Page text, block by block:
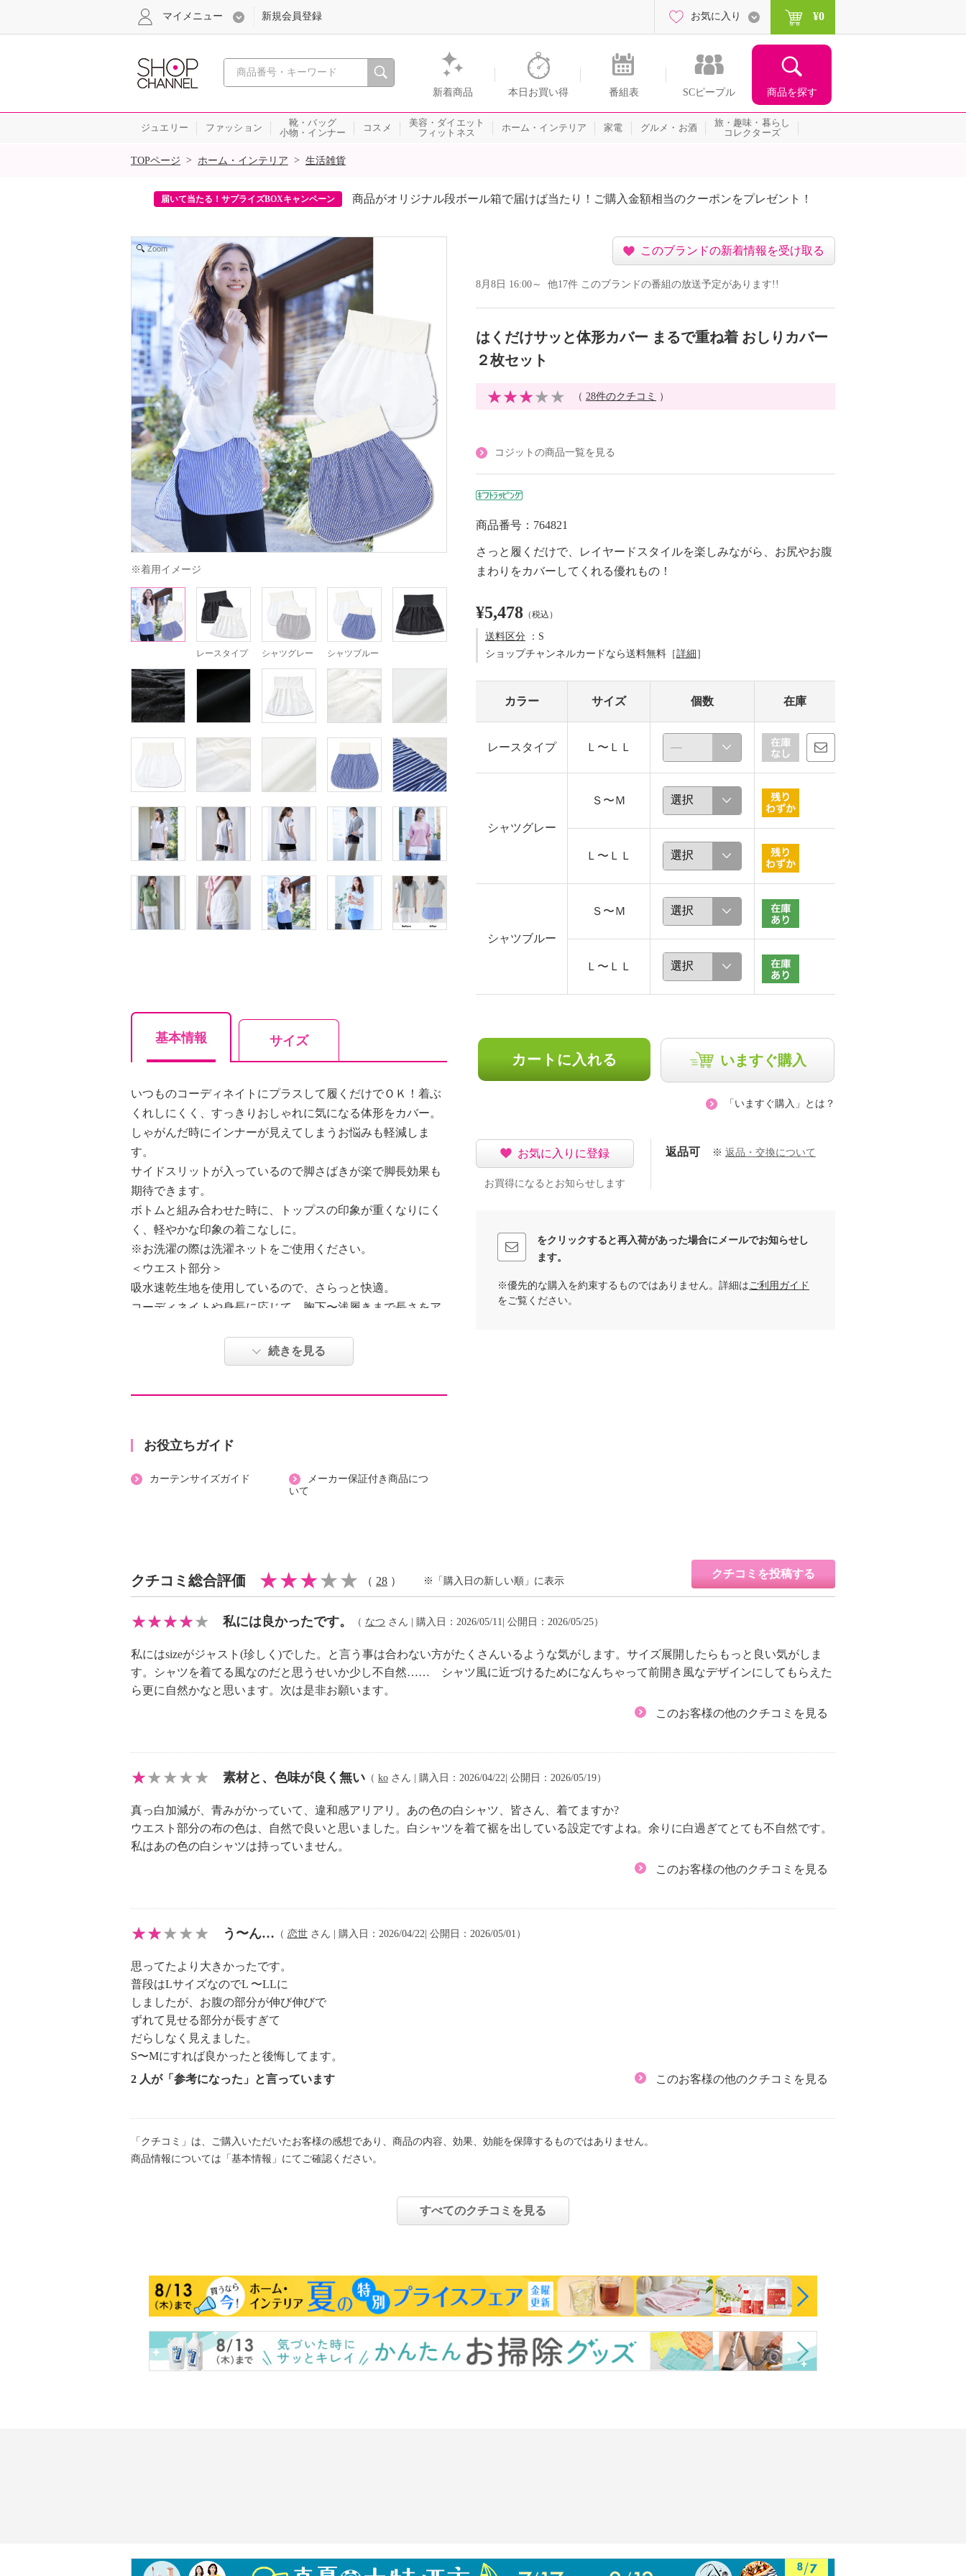
心おどる、瞬間を。通販・テレビショッピングのショップチャンネル
新着商品 本日お買い得 番組表 SCピープル 商品を探す
マイメニュー 新規会員登録 お気に入り ¥0
ジュエリー ファッション
靴・バッグ
小物・インナー
コスメ
美容・ダイエット
フィットネス
ホーム・インテリア 家電 グルメ・お酒
旅・趣味・暮らし
コレクターズ
SALE
TOPページ > ホーム・インテリア > 生活雑貨
届いて当たる！サプライズBOXキャンペーン 商品がオリジナル段ボール箱で届けば当たり！ご購入金額相当のクーポンをプレゼント！
Zoom
※着用イメージ
レースタイプ シャツグレー シャツブルー
基本情報 サイズ
いつものコーディネイトにプラスして履くだけでＯＫ！着ぶ
くれしにくく、すっきりおしゃれに気になる体形をカバー。
しゃがんだ時にインナーが見えてしまうお悩みも軽減しま
す。
サイドスリットが入っているので脚さばきが楽で脚長効果も
期待できます。
ボトムと組み合わせた時に、トップスの印象が重くなりにく
く、軽やかな印象の着こなしに。
※お洗濯の際は洗濯ネットをご使用ください。
＜ウエスト部分＞
吸水速乾生地を使用しているので、さらっと快適。
コーディネイトや身長に応じて、胸下〜浅履きまで長さをア
夏は汗取りに、冬は腹巻のように使えるので、年間を通して
【詳細】
・ポケット：なし
・ウエスト：伸縮性素材使用
【素材】
・ヒップ部：（ホワイト）ポリエステル５５％、綿４５％
（シャツグレー）綿５５％、ポリエステル４
５％
・洗濯機：可
・漂白処理：塩素系・酸素系漂白不可
・自然乾燥：日陰の吊り干し
・アイロン仕上げ：可（中温）
・ドライクリーニング：石油系ドライクリーニング可
・中国製
【詳細】
・開きの場所：なし
・スカートシルエット：セミタイト
・裏地：なし
・裾スリット：約 右２１ｃｍ 左２１ｃｍ
・ポケット：なし
・ウエスト：伸縮性素材使用
・ウエスト部：ナイロン８５％、ポリウレタン１５％
・ヒップ部：（レース）ナイロン９０％、ポリウレタン１
０％
・自然乾燥：日陰の吊り干し
・アイロン仕上げ：可（中温）
・ドライクリーニング：石油系ドライクリーニング可
・ウエットクリーニング：可
【原産国（地）】
・中国製
続きを見る
お役立ちガイド
カーテンサイズガイド
メーカー保証付き商品につ
いて
このブランドの新着情報を受け取る
8月8日 16:00～ 他17件 このブランドの番組の放送予定があります!!
はくだけサッと体形カバー まるで重ね着 おしりカバー
２枚セット
（ 28件のクチコミ ）
コジットの商品一覧を見る
商品番号：764821
さっと履くだけで、レイヤードスタイルを楽しみながら、お尻やお腹
まわりをカバーしてくれる優れもの！
¥5,478 （税込）
送料区分 ：S
ショップチャンネルカードなら送料無料［詳細 ］
カラー サイズ 個数 在庫
レースタイプ Ｌ〜ＬＬ
シャツグレー
Ｓ〜Ｍ
Ｌ〜ＬＬ
シャツブルー
Ｓ〜Ｍ
Ｌ〜ＬＬ
カートに入れる いますぐ購入
「いますぐ購入」とは？
お気に入りに登録
お買得になるとお知らせします
返品可 ※ 返品・交換について
をクリックすると再入荷があった場合にメールでお知らせし
ます。
※優先的な購入を約束するものではありません。詳細は ご利用ガイド
をご覧ください。
クチコミ総合評価 （ 28 ）
クチコミを投稿する
※「購入日の新しい順」に表示
私には良かったです。 （ なつ さん | 購入日：2026/05/11| 公開日：2026/05/25）
私にはsizeがジャスト(珍しく)でした。と言う事は合わない方がたくさんいるような気がします。サイズ展開したらもっと良い気がしま
す。シャツを着てる風なのだと思うせいか少し不自然…… シャツ風に近づけるためになんちゃって前開き風なデザインにしてもらえた
ら更に自然かなと思います。次は是非お願います。
このお客様の他のクチコミを見る
素材と、色味が良く無い （ ko さん | 購入日：2026/04/22| 公開日：2026/05/19）
真っ白加減が、青みがかっていて、違和感アリアリ。あの色の白シャツ、皆さん、着てますか?
ウエスト部分の布の色は、自然で良いと思いました。白シャツを着て裾を出している設定ですよね。余りに白過ぎてとても不自然です。
私はあの色の白シャツは持っていません。
このお客様の他のクチコミを見る
う〜ん… （ 恋世 さん | 購入日：2026/04/22| 公開日：2026/05/01）
思ってたより大きかったです。
普段はLサイズなのでL 〜LLに
しましたが、お腹の部分が伸び伸びで
ずれて見せる部分が長すぎて
だらしなく見えました。
S〜Mにすれば良かったと後悔してます。
2 人が「参考になった」と言っています
このお客様の他のクチコミを見る
「クチコミ」は、ご購入いただいたお客様の感想であり、商品の内容、効果、効能を保障するものではありません。
商品情報については「基本情報」にてご確認ください。
すべてのクチコミを見る